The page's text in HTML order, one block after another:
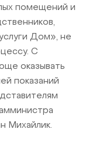
помещений и
Дом», не
С
оказывать
показаний
Михайлик.